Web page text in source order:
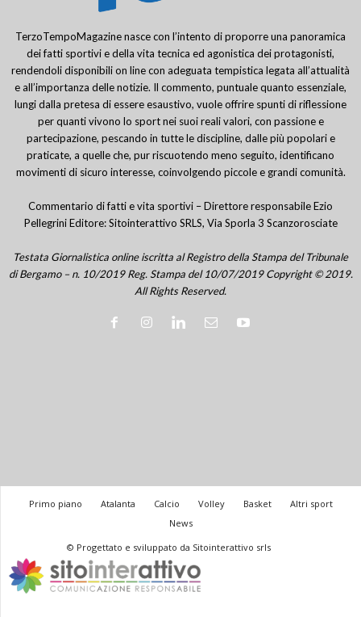
TerzoTempoMagazine nasce con l’intento di proporre una panoramica
dei fatti sportivi e della vita tecnica ed agonistica dei protagonisti,
rendendoli disponibili on line con adeguata tempistica legata all’attualità
e all’importanza delle notizie. Il commento, puntuale quanto essenziale,
lungi dalla pretesa di essere esaustivo, vuole offrire spunti di riflessione
per quanti vivono lo sport nei suoi reali valori, con passione e
partecipazione, pescando in tutte le discipline, dalle più popolari e
praticate, a quelle che, pur riscuotendo meno seguito, identificano
movimenti di sicuro interesse, coinvolgendo piccole e grandi comunità.
Commentario di fatti e vita sportivi – Direttore responsabile Ezio
Pellegrini Editore: Sitointerattivo SRLS, Via Sporla 3 Scanzorosciate
Testata Giornalistica online iscritta al Registro della Stampa del Tribunale
di Bergamo – n. 10/2019 Reg. Stampa del 10/07/2019 Copyright © 2019.
All Rights Reserved.
Primo piano Atalanta Calcio Volley Basket
Altri sport
News
© Progettato e sviluppato da Sitointerattivo srls